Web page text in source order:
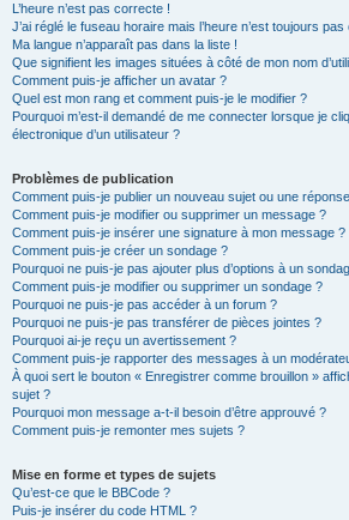
L’heure n’est pas correcte !
J’ai réglé le fuseau horaire mais l’heure n’est toujours
Ma langue n’apparaît pas dans la liste !
Que signifient les images situées à côté de mon nom
Comment puis-je afficher un avatar ?
Quel est mon rang et comment puis-je le modifier ?
Pourquoi m’est-il demandé de me connecter lorsque je
électronique d’un utilisateur ?
Problèmes de publication
Comment puis-je publier un nouveau sujet ou une
Comment puis-je modifier ou supprimer un message ?
Comment puis-je insérer une signature à mon message ?
Comment puis-je créer un sondage ?
Pourquoi ne puis-je pas ajouter plus d’options à un
Comment puis-je modifier ou supprimer un sondage ?
Pourquoi ne puis-je pas accéder à un forum ?
Pourquoi ne puis-je pas transférer de pièces jointes ?
Pourquoi ai-je reçu un avertissement ?
Comment puis-je rapporter des messages à un
À quoi sert le bouton « Enregistrer comme brouillon »
sujet ?
Pourquoi mon message a-t-il besoin d’être approuvé ?
Comment puis-je remonter mes sujets ?
Mise en forme et types de sujets
Qu’est-ce que le BBCode ?
Puis-je insérer du code HTML ?